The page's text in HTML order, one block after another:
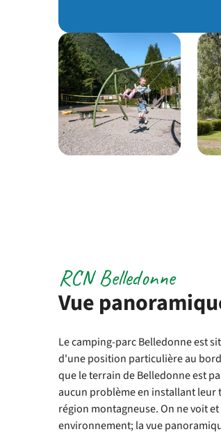
Vue
RCN Belledonne
Le camping-parc Belledonne est
d'une position particulière au
que le terrain de Belledonne est
aucun problème en installant leur
région montagneuse. On ne voit
environnement; la vue